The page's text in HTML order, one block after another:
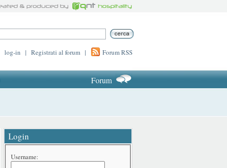
log-in | Registrati al forum | Forum RSS
Forum
Login
Username: